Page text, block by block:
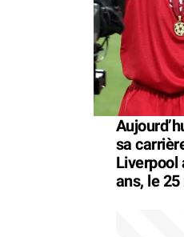
sa
Liverpool
ans, le